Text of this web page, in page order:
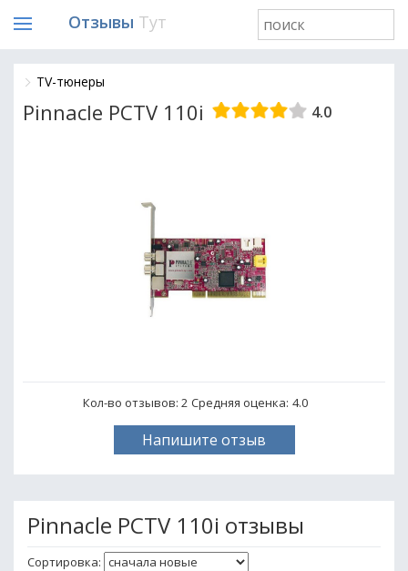
Отзывы Тут
TV-тюнеры
Pinnacle PCTV 110i 4.0
Кол-во отзывов: 2 Средняя оценка: 4.0
Напишите отзыв
Pinnacle PCTV 110i отзывы
Сортировка: